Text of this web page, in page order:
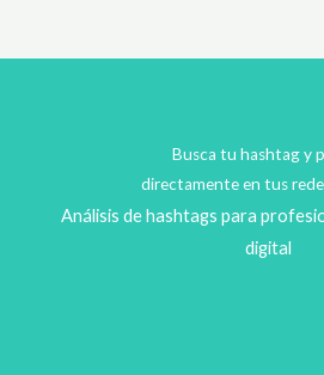
Busca tu hashtag y
directamente en tus
Análisis de hashtags para
digital